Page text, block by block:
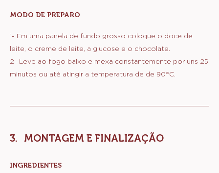
MODO DE PREPARO
DE
DE
DOCE
1- Em uma panela de fundo grosso coloque o doce de
leite, o creme de leite, a glucose e o chocolate.
2- Leve ao fogo baixo e mexa constantemente por uns 25
minutos ou até atingir a temperatura de de 90°C.
MONTAGEM E FINALIZAÇÃO
INGREDIENTES